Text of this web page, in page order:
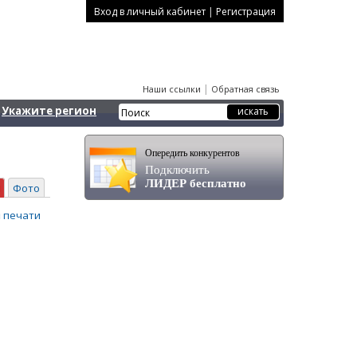
Вход в личный кабинет | Регистрация
Наши ссылки | Обратная связь
Укажите регион
Фото
печати
Опередить конкурентов
Подключить
ЛИДЕР бесплатно